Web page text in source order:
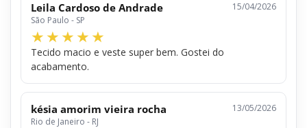
Leila Cardoso de Andrade
São Paulo - SP
15/04/2026
Tecido macio e veste super bem. Gostei do
acabamento.
késia amorim vieira rocha
Rio de Janeiro - RJ
13/05/2026